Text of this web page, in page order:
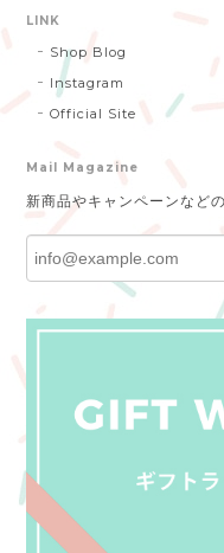
LINK
Shop Blog
Instagram
Official Site
Mail Magazine
新商品やキャンペーンなど